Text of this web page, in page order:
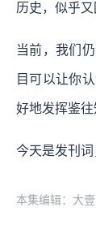
历史，似乎
当前，我们
目可以让你
好地发挥鉴往
今天是发刊词
本集编辑：大壹